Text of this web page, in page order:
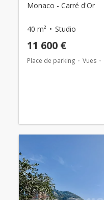
Monaco - Carré d'Or
40 m² Studio
11 600 €
Place de parking Vues